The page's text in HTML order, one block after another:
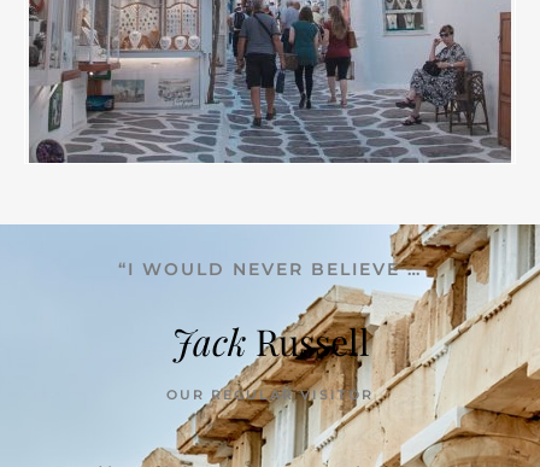
“I WOULD NEVER BELIEVE …
Jack Russell
OUR REGULAR VISITOR